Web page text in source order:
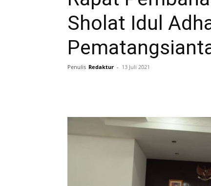
Sholat Idul
Penulis Redaktur - 13 Juli 2021